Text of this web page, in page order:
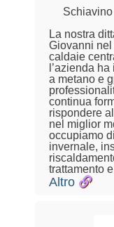
Schiavino
La nostra
Giovanni
caldaie
l’azienda
a metano e
continua
rispondere
nel miglior
occupiamo
invernale,
trattamento
Altro